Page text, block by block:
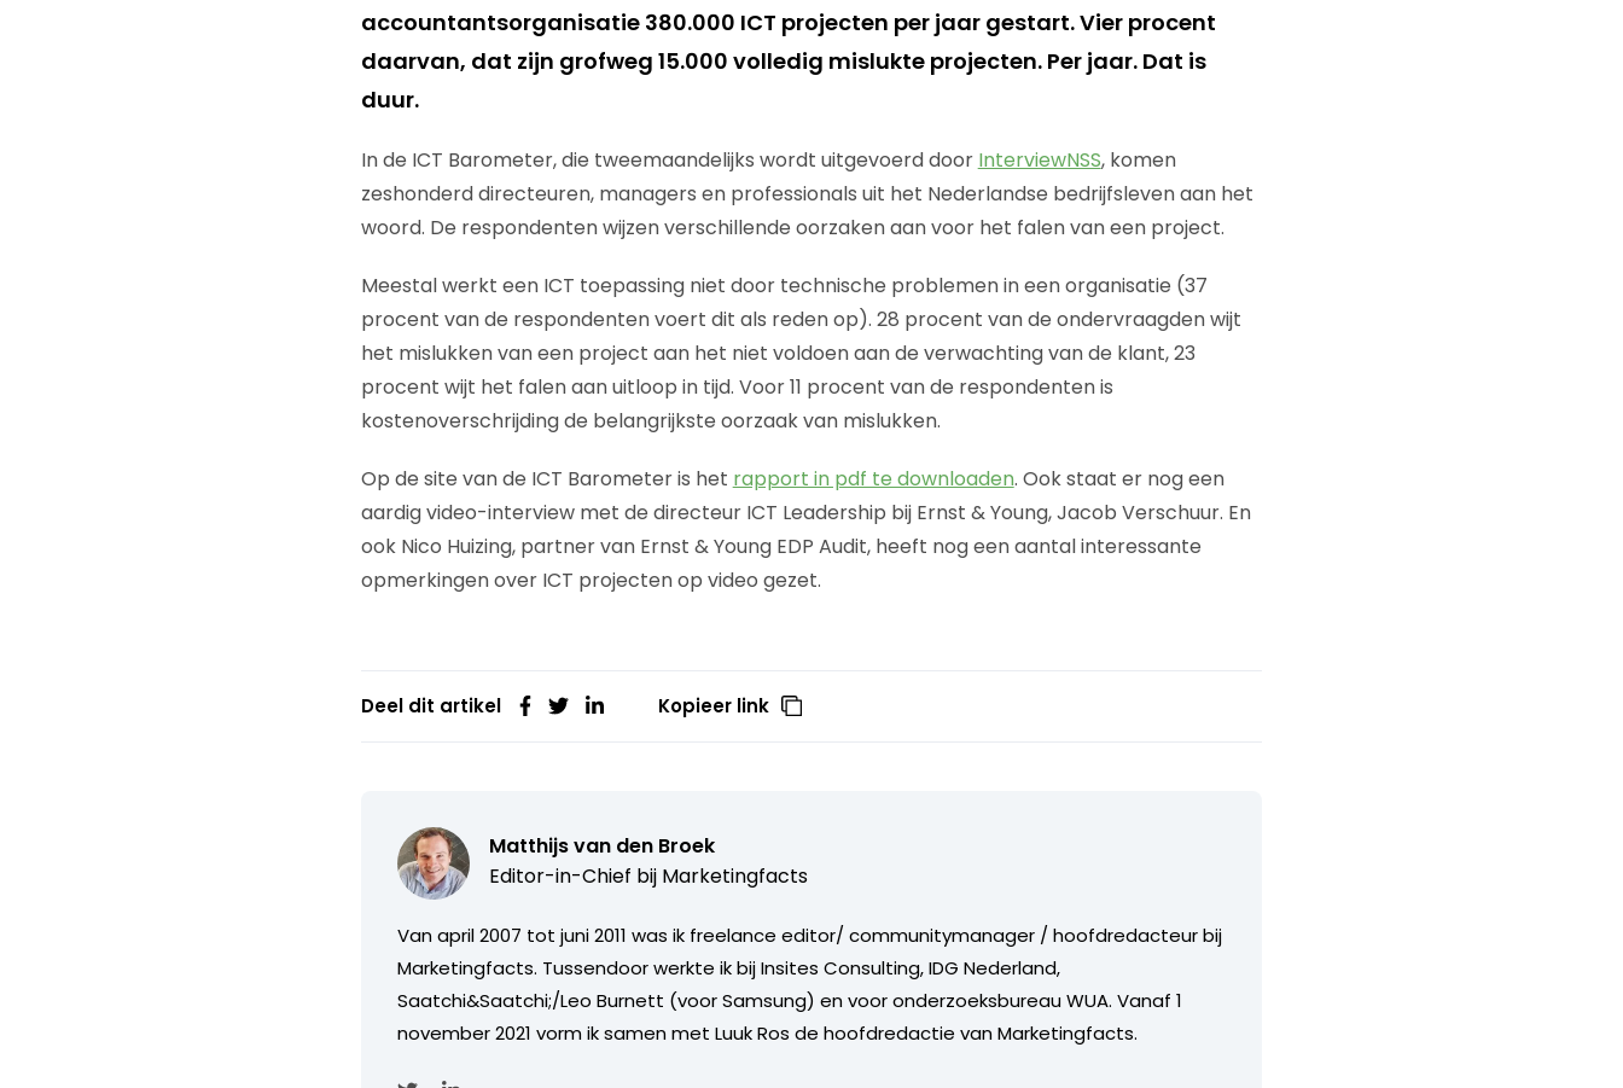
accountantsorganisatie 380.000 ICT projecten per jaar gestart. Vier procent
daarvan, dat zijn grofweg 15.000 volledig mislukte projecten. Per jaar. Dat is
duur.
In de ICT Barometer, die tweemaandelijks wordt uitgevoerd door InterviewNSS, komen
zeshonderd directeuren, managers en professionals uit het Nederlandse bedrijfsleven aan het
woord. De respondenten wijzen verschillende oorzaken aan voor het falen van een project.
Meestal werkt een ICT toepassing niet door technische problemen in een organisatie (37
procent van de respondenten voert dit als reden op). 28 procent van de ondervraagden wijt
het mislukken van een project aan het niet voldoen aan de verwachting van de klant, 23
procent wijt het falen aan uitloop in tijd. Voor 11 procent van de respondenten is
kostenoverschrijding de belangrijkste oorzaak van mislukken.
Op de site van de ICT Barometer is het rapport in pdf te downloaden. Ook staat er nog een
aardig video-interview met de directeur ICT Leadership bij Ernst & Young, Jacob Verschuur. En
ook Nico Huizing, partner van Ernst & Young EDP Audit, heeft nog een aantal interessante
opmerkingen over ICT projecten op video gezet.
Deel dit artikel Kopieer link
Matthijs van den Broek
Editor-in-Chief bij Marketingfacts
Van april 2007 tot juni 2011 was ik freelance editor/ communitymanager / hoofdredacteur bij
Marketingfacts. Tussendoor werkte ik bij Insites Consulting, IDG Nederland,
Saatchi&Saatchi;/Leo Burnett (voor Samsung) en voor onderzoeksbureau WUA. Vanaf 1
november 2021 vorm ik samen met Luuk Ros de hoofdredactie van Marketingfacts.